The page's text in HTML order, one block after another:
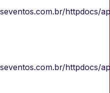
httpdocs/
httpdocs/